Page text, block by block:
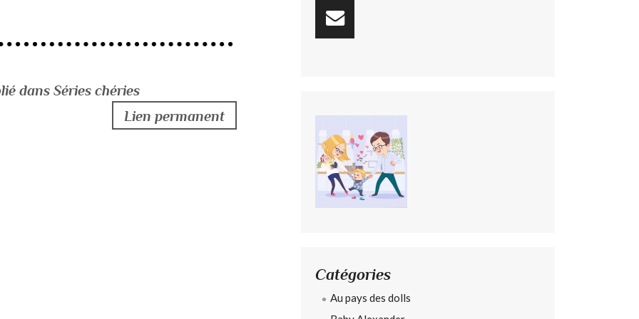
dans Séries chéries
Lien permanent
Catégories
Au pays des dolls